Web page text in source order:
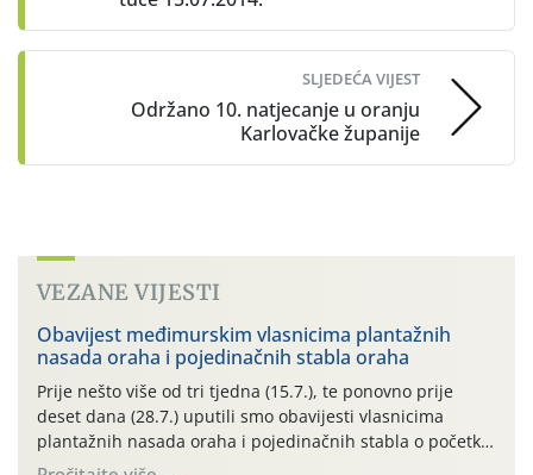
SLJEDEĆA VIJEST
Održano 10. natjecanje u oranju
Karlovačke županije
VEZANE VIJESTI
Obavijest međimurskim vlasnicima plantažnih
nasada oraha i pojedinačnih stabla oraha
Prije nešto više od tri tjedna (15.7.), te ponovno prije
deset dana (28.7.) uputili smo obavijesti vlasnicima
plantažnih nasada oraha i pojedinačnih stabla o početku
leta i ovogodišnjoj potrebi usmjerenog suzbijanja